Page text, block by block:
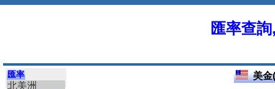
匯率查
匯率
北美洲
美金